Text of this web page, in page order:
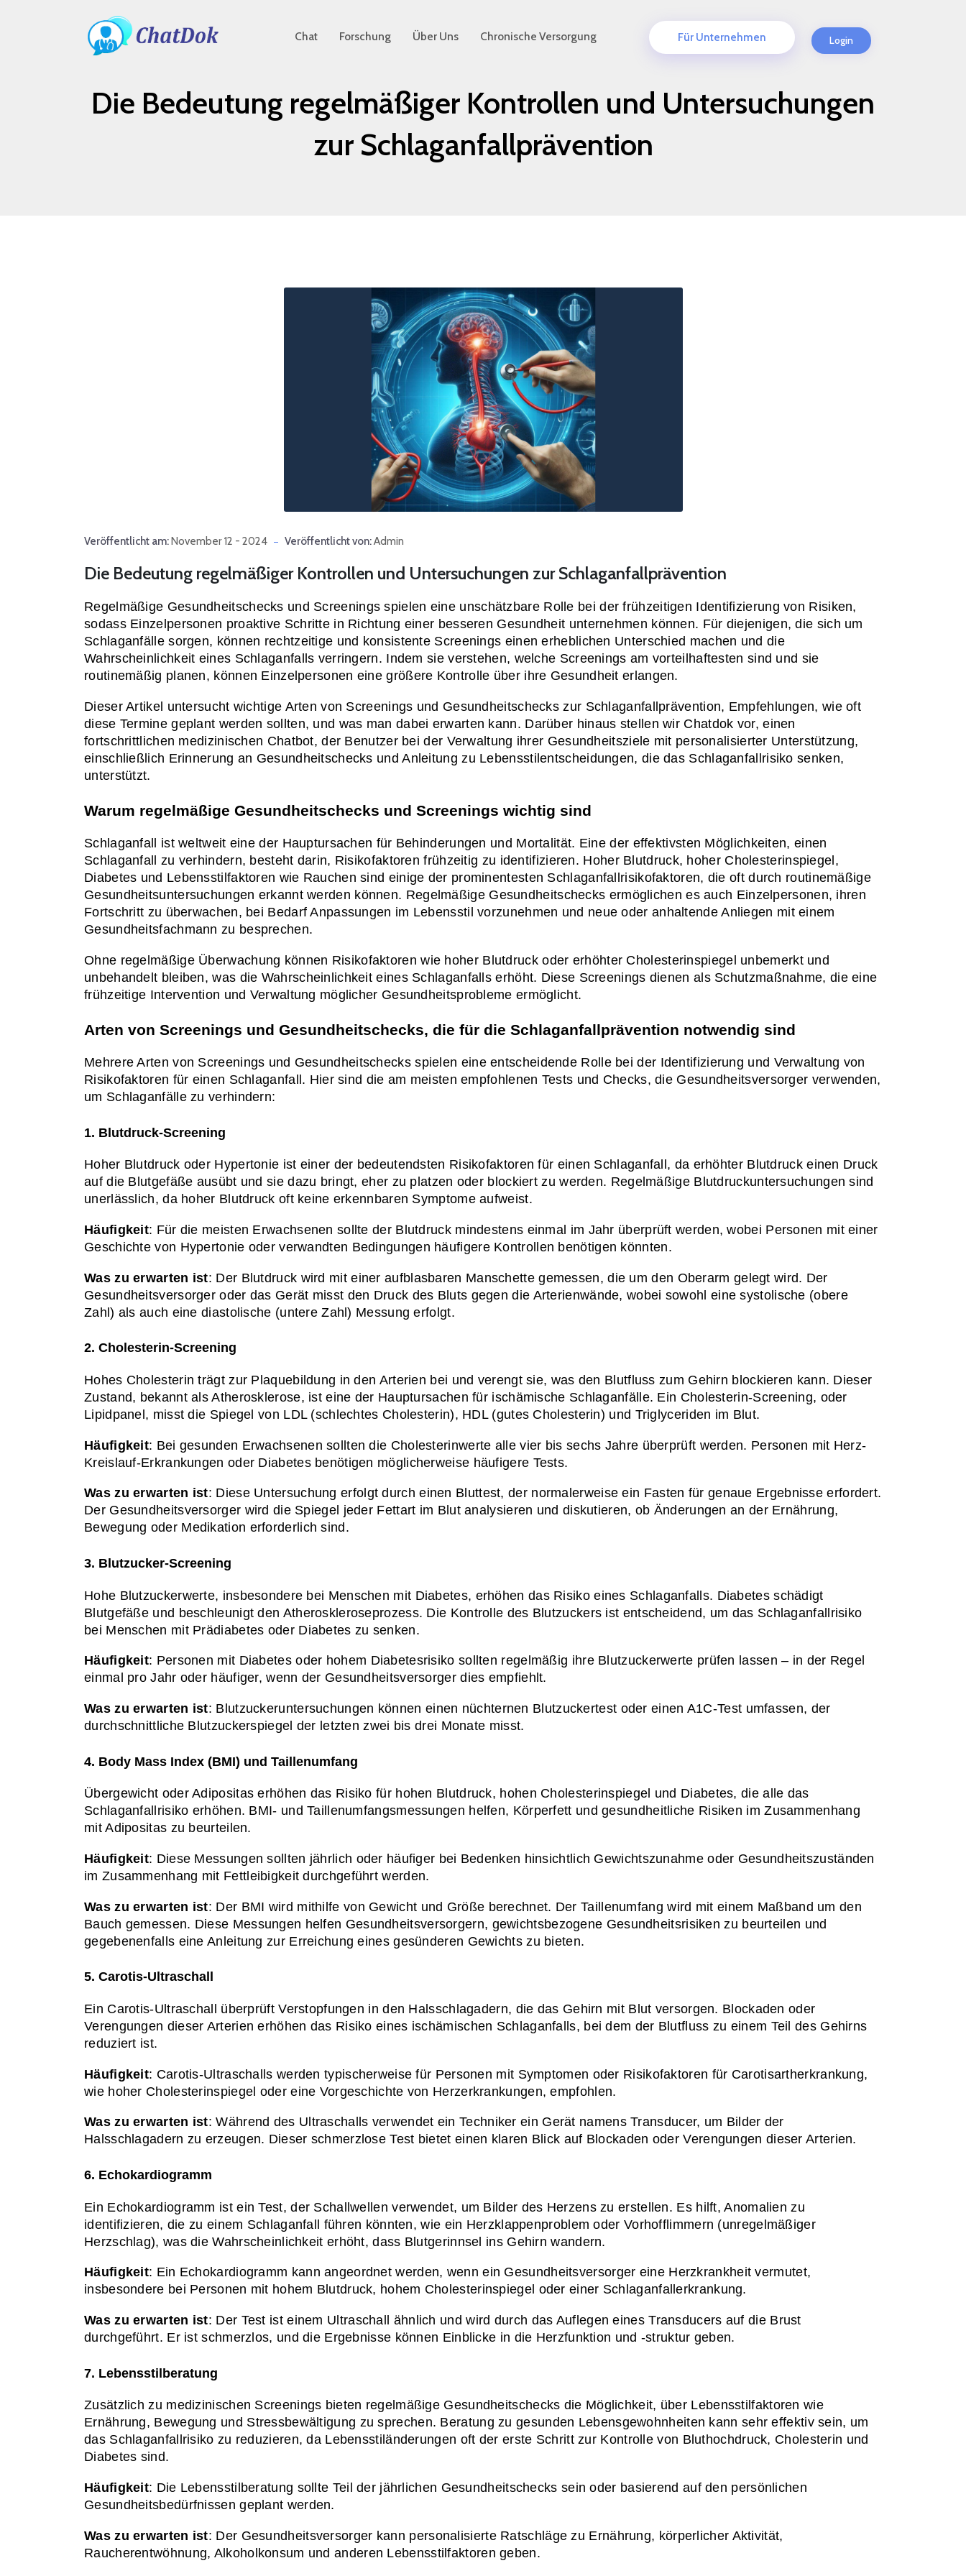
Chat Forschung Über Uns Chronische Versorgung Für Unternehmen Login
Die Bedeutung regelmäßiger Kontrollen und Untersuchungen
zur Schlaganfallprävention
Veröffentlicht am:November 12 - 2024 Veröffentlicht von:Admin
Die Bedeutung regelmäßiger Kontrollen und Untersuchungen zur Schlaganfallprävention
Regelmäßige Gesundheitschecks und Screenings spielen eine unschätzbare Rolle bei der frühzeitigen Identifizierung von Risiken,
sodass Einzelpersonen proaktive Schritte in Richtung einer besseren Gesundheit unternehmen können. Für diejenigen, die sich um
Schlaganfälle sorgen, können rechtzeitige und konsistente Screenings einen erheblichen Unterschied machen und die
Wahrscheinlichkeit eines Schlaganfalls verringern. Indem sie verstehen, welche Screenings am vorteilhaftesten sind und sie
routinemäßig planen, können Einzelpersonen eine größere Kontrolle über ihre Gesundheit erlangen.
Dieser Artikel untersucht wichtige Arten von Screenings und Gesundheitschecks zur Schlaganfallprävention, Empfehlungen, wie oft
diese Termine geplant werden sollten, und was man dabei erwarten kann. Darüber hinaus stellen wir Chatdok vor, einen
fortschrittlichen medizinischen Chatbot, der Benutzer bei der Verwaltung ihrer Gesundheitsziele mit personalisierter Unterstützung,
einschließlich Erinnerung an Gesundheitschecks und Anleitung zu Lebensstilentscheidungen, die das Schlaganfallrisiko senken,
unterstützt.
Warum regelmäßige Gesundheitschecks und Screenings wichtig sind
Schlaganfall ist weltweit eine der Hauptursachen für Behinderungen und Mortalität. Eine der effektivsten Möglichkeiten, einen
Schlaganfall zu verhindern, besteht darin, Risikofaktoren frühzeitig zu identifizieren. Hoher Blutdruck, hoher Cholesterinspiegel,
Diabetes und Lebensstilfaktoren wie Rauchen sind einige der prominentesten Schlaganfallrisikofaktoren, die oft durch routinemäßige
Gesundheitsuntersuchungen erkannt werden können. Regelmäßige Gesundheitschecks ermöglichen es auch Einzelpersonen, ihren
Fortschritt zu überwachen, bei Bedarf Anpassungen im Lebensstil vorzunehmen und neue oder anhaltende Anliegen mit einem
Gesundheitsfachmann zu besprechen.
Ohne regelmäßige Überwachung können Risikofaktoren wie hoher Blutdruck oder erhöhter Cholesterinspiegel unbemerkt und
unbehandelt bleiben, was die Wahrscheinlichkeit eines Schlaganfalls erhöht. Diese Screenings dienen als Schutzmaßnahme, die eine
frühzeitige Intervention und Verwaltung möglicher Gesundheitsprobleme ermöglicht.
Arten von Screenings und Gesundheitschecks, die für die Schlaganfallprävention notwendig sind
Mehrere Arten von Screenings und Gesundheitschecks spielen eine entscheidende Rolle bei der Identifizierung und Verwaltung von
Risikofaktoren für einen Schlaganfall. Hier sind die am meisten empfohlenen Tests und Checks, die Gesundheitsversorger verwenden,
um Schlaganfälle zu verhindern:
1. Blutdruck-Screening
Hoher Blutdruck oder Hypertonie ist einer der bedeutendsten Risikofaktoren für einen Schlaganfall, da erhöhter Blutdruck einen Druck
auf die Blutgefäße ausübt und sie dazu bringt, eher zu platzen oder blockiert zu werden. Regelmäßige Blutdruckuntersuchungen sind
unerlässlich, da hoher Blutdruck oft keine erkennbaren Symptome aufweist.
Häufigkeit: Für die meisten Erwachsenen sollte der Blutdruck mindestens einmal im Jahr überprüft werden, wobei Personen mit einer
Geschichte von Hypertonie oder verwandten Bedingungen häufigere Kontrollen benötigen könnten.
Was zu erwarten ist: Der Blutdruck wird mit einer aufblasbaren Manschette gemessen, die um den Oberarm gelegt wird. Der
Gesundheitsversorger oder das Gerät misst den Druck des Bluts gegen die Arterienwände, wobei sowohl eine systolische (obere
Zahl) als auch eine diastolische (untere Zahl) Messung erfolgt.
2. Cholesterin-Screening
Hohes Cholesterin trägt zur Plaquebildung in den Arterien bei und verengt sie, was den Blutfluss zum Gehirn blockieren kann. Dieser
Zustand, bekannt als Atherosklerose, ist eine der Hauptursachen für ischämische Schlaganfälle. Ein Cholesterin-Screening, oder
Lipidpanel, misst die Spiegel von LDL (schlechtes Cholesterin), HDL (gutes Cholesterin) und Triglyceriden im Blut.
Häufigkeit: Bei gesunden Erwachsenen sollten die Cholesterinwerte alle vier bis sechs Jahre überprüft werden. Personen mit Herz-
Kreislauf-Erkrankungen oder Diabetes benötigen möglicherweise häufigere Tests.
Was zu erwarten ist: Diese Untersuchung erfolgt durch einen Bluttest, der normalerweise ein Fasten für genaue Ergebnisse erfordert.
Der Gesundheitsversorger wird die Spiegel jeder Fettart im Blut analysieren und diskutieren, ob Änderungen an der Ernährung,
Bewegung oder Medikation erforderlich sind.
3. Blutzucker-Screening
Hohe Blutzuckerwerte, insbesondere bei Menschen mit Diabetes, erhöhen das Risiko eines Schlaganfalls. Diabetes schädigt
Blutgefäße und beschleunigt den Atheroskleroseprozess. Die Kontrolle des Blutzuckers ist entscheidend, um das Schlaganfallrisiko
bei Menschen mit Prädiabetes oder Diabetes zu senken.
Häufigkeit: Personen mit Diabetes oder hohem Diabetesrisiko sollten regelmäßig ihre Blutzuckerwerte prüfen lassen – in der Regel
einmal pro Jahr oder häufiger, wenn der Gesundheitsversorger dies empfiehlt.
Was zu erwarten ist: Blutzuckeruntersuchungen können einen nüchternen Blutzuckertest oder einen A1C-Test umfassen, der
durchschnittliche Blutzuckerspiegel der letzten zwei bis drei Monate misst.
4. Body Mass Index (BMI) und Taillenumfang
Übergewicht oder Adipositas erhöhen das Risiko für hohen Blutdruck, hohen Cholesterinspiegel und Diabetes, die alle das
Schlaganfallrisiko erhöhen. BMI- und Taillenumfangsmessungen helfen, Körperfett und gesundheitliche Risiken im Zusammenhang
mit Adipositas zu beurteilen.
Häufigkeit: Diese Messungen sollten jährlich oder häufiger bei Bedenken hinsichtlich Gewichtszunahme oder Gesundheitszuständen
im Zusammenhang mit Fettleibigkeit durchgeführt werden.
Was zu erwarten ist: Der BMI wird mithilfe von Gewicht und Größe berechnet. Der Taillenumfang wird mit einem Maßband um den
Bauch gemessen. Diese Messungen helfen Gesundheitsversorgern, gewichtsbezogene Gesundheitsrisiken zu beurteilen und
gegebenenfalls eine Anleitung zur Erreichung eines gesünderen Gewichts zu bieten.
5. Carotis-Ultraschall
Ein Carotis-Ultraschall überprüft Verstopfungen in den Halsschlagadern, die das Gehirn mit Blut versorgen. Blockaden oder
Verengungen dieser Arterien erhöhen das Risiko eines ischämischen Schlaganfalls, bei dem der Blutfluss zu einem Teil des Gehirns
reduziert ist.
Häufigkeit: Carotis-Ultraschalls werden typischerweise für Personen mit Symptomen oder Risikofaktoren für Carotisartherkrankung,
wie hoher Cholesterinspiegel oder eine Vorgeschichte von Herzerkrankungen, empfohlen.
Was zu erwarten ist: Während des Ultraschalls verwendet ein Techniker ein Gerät namens Transducer, um Bilder der
Halsschlagadern zu erzeugen. Dieser schmerzlose Test bietet einen klaren Blick auf Blockaden oder Verengungen dieser Arterien.
6. Echokardiogramm
Ein Echokardiogramm ist ein Test, der Schallwellen verwendet, um Bilder des Herzens zu erstellen. Es hilft, Anomalien zu
identifizieren, die zu einem Schlaganfall führen könnten, wie ein Herzklappenproblem oder Vorhofflimmern (unregelmäßiger
Herzschlag), was die Wahrscheinlichkeit erhöht, dass Blutgerinnsel ins Gehirn wandern.
Häufigkeit: Ein Echokardiogramm kann angeordnet werden, wenn ein Gesundheitsversorger eine Herzkrankheit vermutet,
insbesondere bei Personen mit hohem Blutdruck, hohem Cholesterinspiegel oder einer Schlaganfallerkrankung.
Was zu erwarten ist: Der Test ist einem Ultraschall ähnlich und wird durch das Auflegen eines Transducers auf die Brust
durchgeführt. Er ist schmerzlos, und die Ergebnisse können Einblicke in die Herzfunktion und -struktur geben.
7. Lebensstilberatung
Zusätzlich zu medizinischen Screenings bieten regelmäßige Gesundheitschecks die Möglichkeit, über Lebensstilfaktoren wie
Ernährung, Bewegung und Stressbewältigung zu sprechen. Beratung zu gesunden Lebensgewohnheiten kann sehr effektiv sein, um
das Schlaganfallrisiko zu reduzieren, da Lebensstiländerungen oft der erste Schritt zur Kontrolle von Bluthochdruck, Cholesterin und
Diabetes sind.
Häufigkeit: Die Lebensstilberatung sollte Teil der jährlichen Gesundheitschecks sein oder basierend auf den persönlichen
Gesundheitsbedürfnissen geplant werden.
Was zu erwarten ist: Der Gesundheitsversorger kann personalisierte Ratschläge zu Ernährung, körperlicher Aktivität,
Raucherentwöhnung, Alkoholkonsum und anderen Lebensstilfaktoren geben.